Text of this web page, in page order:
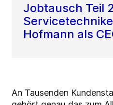
Jobtausch Teil
Hofmann als
An Tausenden